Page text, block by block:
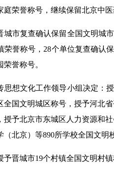
庭荣誉称号，继续保留北京中
城市复查确认保留全国文明城
荣誉称号，28个单位复查确认
誉称号。
思想文化工作领导小组决定：
全国文明城区称号，授予河北
授予北京市东城区人力资源和
（北京）等890所学校全国文明
予晋城市19个村镇全国文明村